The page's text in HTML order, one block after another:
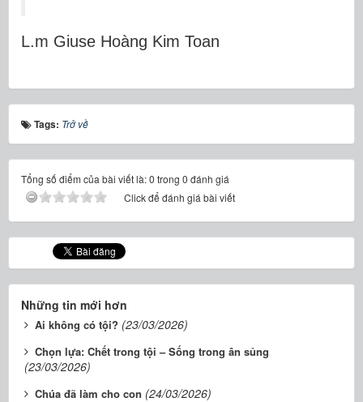
L.m Giuse Hoàng Kim Toan
Tags: Trở về
Tổng số điểm của bài viết là: 0 trong 0 đánh giá
Click để đánh giá bài viết
Những tin mới hơn
Ai không có tội? (23/03/2026)
Chọn lựa: Chết trong tội – Sống trong ân sủng
(23/03/2026)
Chúa đã làm cho con (24/03/2026)